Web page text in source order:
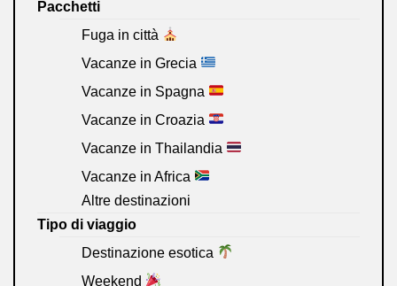
Pacchetti
Fuga in città
Vacanze in Grecia
Vacanze in Spagna
Vacanze in Croazia
Vacanze in Thailandia
Vacanze in Africa
Altre destinazioni
Tipo di viaggio
Destinazione esotica
Weekend